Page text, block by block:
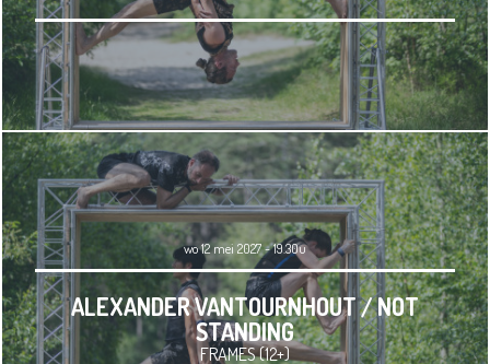
wo 12 mei 2027 - 19.30u
ALEXANDER VANTOURNHOUT / NOT
STANDING
FRAMES (12+)